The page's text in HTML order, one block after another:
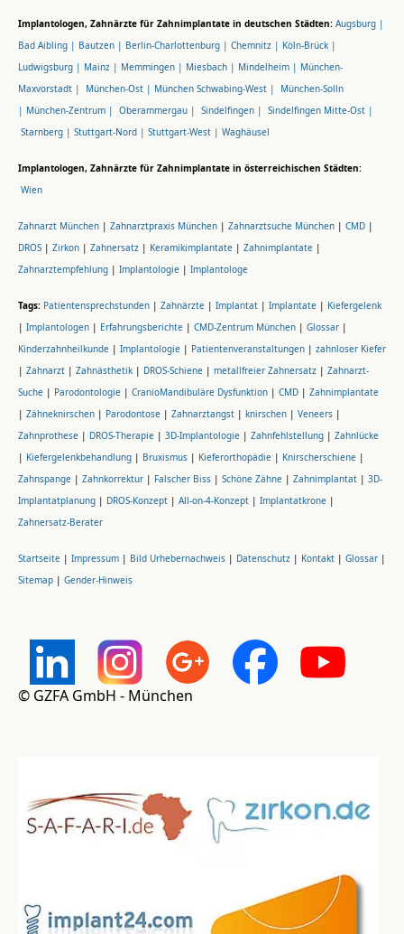
Implantologen, Zahnärzte für Zahnimplantate in deutschen Städten: Augsburg |
Bad Aibling | Bautzen | Berlin-Charlottenburg | Chemnitz | Köln-Brück |
Ludwigsburg | Mainz | Memmingen | Miesbach | Mindelheim | München-
Maxvorstadt |
München-Ost | München Schwabing-West |
München-Solln
| München-Zentrum | Oberammergau | Sindelfingen | Sindelfingen Mitte-Ost |
Starnberg | Stuttgart-Nord | Stuttgart-West | Waghäusel
Implantologen, Zahnärzte für Zahnimplantate in österreichischen Städten:
Wien
Zahnarzt München | Zahnarztpraxis München | Zahnarztsuche München | CMD |
DROS | Zirkon | Zahnersatz | Keramikimplantate | Zahnimplantate |
Zahnarztempfehlung | Implantologie | Implantologe
Tags: Patientensprechstunden | Zahnärzte | Implantat | Implantate | Kiefergelenk
| Implantologen | Erfahrungsberichte | CMD-Zentrum München | Glossar |
Kinderzahnheilkunde | Implantologie | Patientenveranstaltungen | zahnloser Kiefer
| Zahnarzt | Zahnästhetik | DROS-Schiene | metallfreier Zahnersatz | Zahnarzt-
Suche | Parodontologie | CranioMandibuläre Dysfunktion | CMD | Zahnimplantate
| Zähneknirschen | Parodontose | Zahnarztangst | knirschen | Veneers |
Zahnprothese | DROS-Therapie | 3D-Implantologie | Zahnfehlstellung | Zahnlücke
| Kiefergelenkbehandlung | Bruxismus | Kieferorthopädie | Knirscherschiene |
Zahnspange | Zahnkorrektur | Falscher Biss | Schöne Zähne | Zahnimplantat | 3D-
Implantatplanung | DROS-Konzept | All-on-4-Konzept | Implantatkrone |
Zahnersatz-Berater
Startseite | Impressum | Bild Urhebernachweis | Datenschutz | Kontakt | Glossar |
Sitemap | Gender-Hinweis
© GZFA GmbH - München